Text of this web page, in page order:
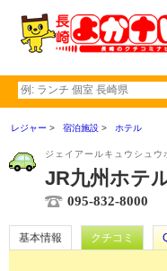
レジャー 宿泊施設 ホテル
ジェイアールキュウシュウ
JR九州ホテ
095-832-8000
基本情報 クチコミ